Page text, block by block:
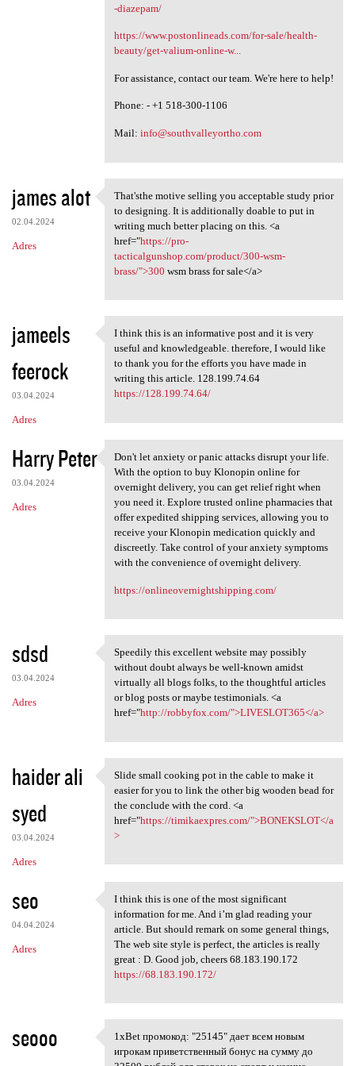
-diazepam/
https://www.postonlineads.com/for-sale/health-
beauty/get-valium-online-w...
For assistance, contact our team. We're here to help!
Phone: - +1 518-300-1106
Mail: info@southvalleyortho.com
james alot
02.04.2024
Adres
That'sthe motive selling you
That'sthe motive selling you acceptable study prior
to designing. It is additionally doable to put in
writing much better placing on this. <a
href="https://pro-
tacticalgunshop.com/product/300-wsm-
brass/">300 wsm brass for sale</a>
jameels
feerock
03.04.2024
Adres
I think this is an
I think this is an informative post and it is very
useful and knowledgeable. therefore, I would like
to thank you for the efforts you have made in
writing this article. 128.199.74.64
https://128.199.74.64/
Harry Peter
03.04.2024
Adres
Don't let anxiety or panic
Don't let anxiety or panic attacks disrupt your life.
With the option to buy Klonopin online for
overnight delivery, you can get relief right when
you need it. Explore trusted online pharmacies that
offer expedited shipping services, allowing you to
receive your Klonopin medication quickly and
discreetly. Take control of your anxiety symptoms
with the convenience of overnight delivery.
https://onlineovernightshipping.com/
sdsd
03.04.2024
Adres
Speedily this excellent
Speedily this excellent website may possibly
without doubt always be well-known amidst
virtually all blogs folks, to the thoughtful articles
or blog posts or maybe testimonials. <a
href="http://robbyfox.com/">LIVESLOT365</a>
haider ali
syed
03.04.2024
Adres
Slide small cooking pot in
Slide small cooking pot in the cable to make it
easier for you to link the other big wooden bead for
the conclude with the cord. <a
href="https://timikaexpres.com/">BONEKSLOT</a
>
seo
04.04.2024
Adres
I think this is one of the
I think this is one of the most significant
information for me. And i’m glad reading your
article. But should remark on some general things,
The web site style is perfect, the articles is really
great : D. Good job, cheers 68.183.190.172
https://68.183.190.172/
seooo
1xBet промокод: "25145" дает
1xBet промокод: "25145" дает всем новым
игрокам приветственный бонус на сумму до